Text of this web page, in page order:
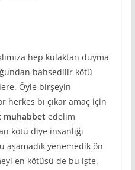
hep kulaktan duyma
bahsedilir kötü
Öyle birşeyin
herkes bı çıkar amaç için
muhabbet edelim
kötü diye insanlığı
aşamadık yenemedik ön
en kötüsü de bu işte.